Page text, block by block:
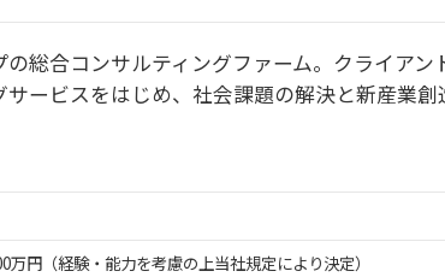
総合コンサルティングファーム。クライアン
ービスをはじめ、社会課題の解決と新産業創
万円（経験・能力を考慮の上当社規定により決定）